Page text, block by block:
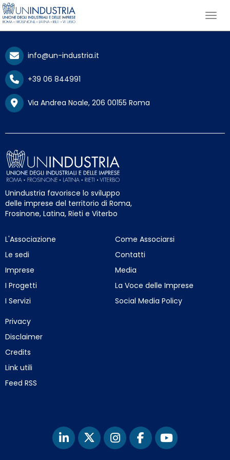
info@un-industria.it
+39 06 844991
Via Andrea Noale, 206 00155 Roma
Unindustria favorisce lo sviluppo
delle imprese del territorio di Roma,
Frosinone, Latina, Rieti e Viterbo
L'Associazione
Le sedi
Imprese
I Progetti
I Servizi
Come Associarsi
Contatti
Media
La Voce delle Imprese
Social Media Policy
Privacy
Disclaimer
Credits
Link utili
Feed RSS